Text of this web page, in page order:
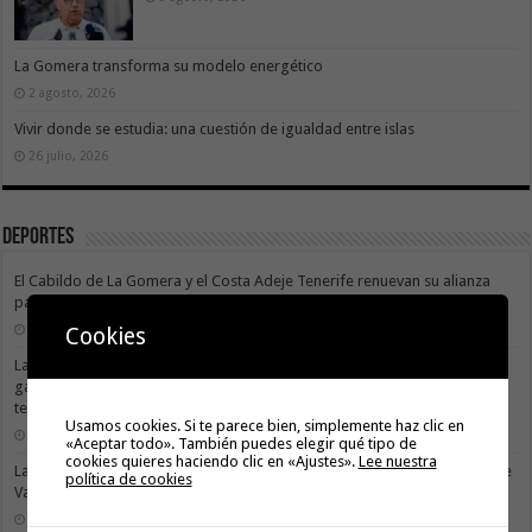
La Gomera transforma su modelo energético
2 agosto, 2026
Vivir donde se estudia: una cuestión de igualdad entre islas
26 julio, 2026
Deportes
El Cabildo de La Gomera y el Costa Adeje Tenerife renuevan su alianza
para promocionar el producto local
3 agosto, 2026
La X Cicloturista Virgen del Carmen adapta su recorrido y horario para
garantizar la seguridad de los participantes ante la alerta por altas
temperaturas
31 julio, 2026
La X Cicloturista Virgen del Carmen recorrerá este sábado los paisajes de
Vallehermoso
Cookies
Usamos cookies. Si te parece bien, simplemente haz clic en
«Aceptar todo». También puedes elegir qué tipo de
cookies quieres haciendo clic en «Ajustes». Lee nuestra
política de cookies